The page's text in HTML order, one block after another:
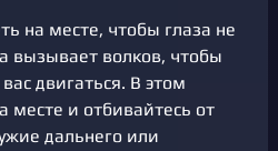
на месте, чтобы глаза не
вызывает волков, чтобы
двигаться. В этом
месте и отбивайтесь от
дальнего или